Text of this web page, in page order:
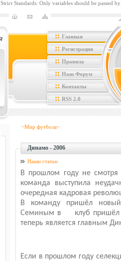
Strict Standards: Only variables should be passed
:: Главная
:: Регистрация
:: Правила
:: Наш Форум
:: Контакты
:: RSS 2.0
~Мир футбола~
Динамо - 2006
Наши статьи
В прошлом году не
команда выступила
очередная кадровая
В команду пришёл
Семиным в
клуб пришёл
теперь является главным
Если в прошлом году